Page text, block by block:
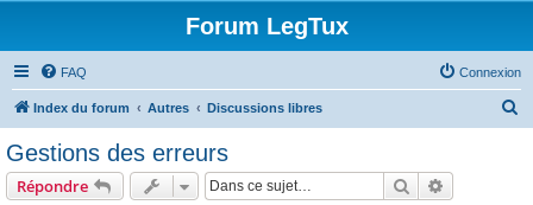
Forum LegTux
FAQ Connexion
Index du forum Autres Discussions libres
Gestions des erreurs
Répondre Rechercher